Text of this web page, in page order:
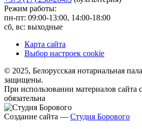
Режим работы:
пн-пт: 09:00-13:00, 14:00-18:00
сб, вс: выходные
Карта сайта
Выбор настроек cookie
© 2025, Белорусская нотариальная
защищены.
При использовании материалов сайта
обязательна
Создание сайта — Студия Борового